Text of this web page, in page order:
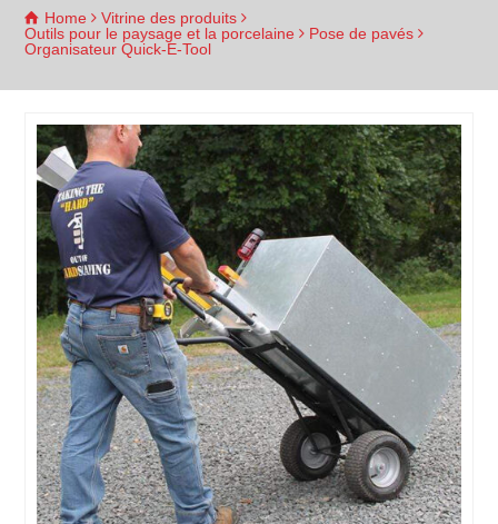
Home
Vitrine des produits
Outils pour le paysage et la porcelaine
Pose de pavés
Organisateur Quick-E-Tool